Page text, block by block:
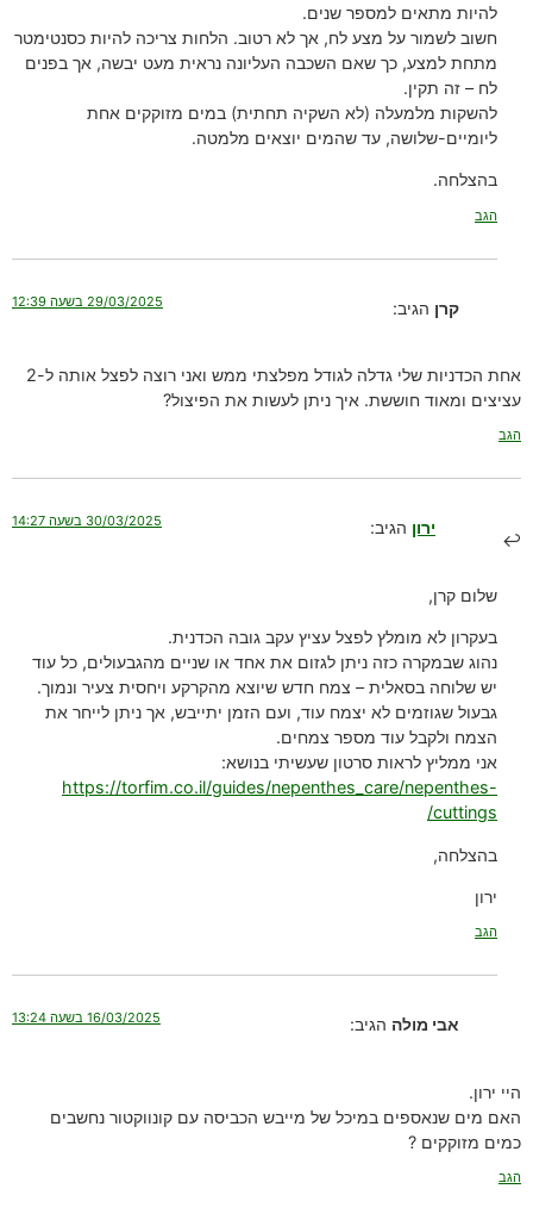
להיות מתאים למספר שנים.
חשוב לשמור על מצע לח, אך לא רטוב. הלחות צריכה להיות כסנטימטר
מתחת למצע, כך שאם השכבה העליונה נראית מעט יבשה, אך בפנים
לח – זה תקין.
להשקות מלמעלה (לא השקיה תחתית) במים מזוקקים אחת
ליומיים-שלושה, עד שהמים יוצאים מלמטה.
בהצלחה.
הגב
קרן הגיב: 29/03/2025 בשעה 12:39
אחת הכדניות שלי גדלה לגודל מפלצתי ממש ואני רוצה לפצל אותה ל-2
עציצים ומאוד חוששת. איך ניתן לעשות את הפיצול?
הגב
ירון הגיב: 30/03/2025 בשעה 14:27
שלום קרן,
בעקרון לא מומלץ לפצל עציץ עקב גובה הכדנית.
נהוג שבמקרה כזה ניתן לגזום את אחד או שניים מהגבעולים, כל עוד
יש שלוחה בסאלית – צמח חדש שיוצא מהקרקע ויחסית צעיר ונמוך.
גבעול שגוזמים לא יצמח עוד, ועם הזמן יתייבש, אך ניתן לייחר את
הצמח ולקבל עוד מספר צמחים.
אני ממליץ לראות סרטון שעשיתי בנושא:
https://torfim.co.il/guides/nepenthes_care/nepenthes-
cuttings/
בהצלחה,
ירון
הגב
אבי מולה הגיב: 16/03/2025 בשעה 13:24
היי ירון.
האם מים שנאספים במיכל של מייבש הכביסה עם קונווקטור נחשבים
כמים מזוקקים ?
הגב